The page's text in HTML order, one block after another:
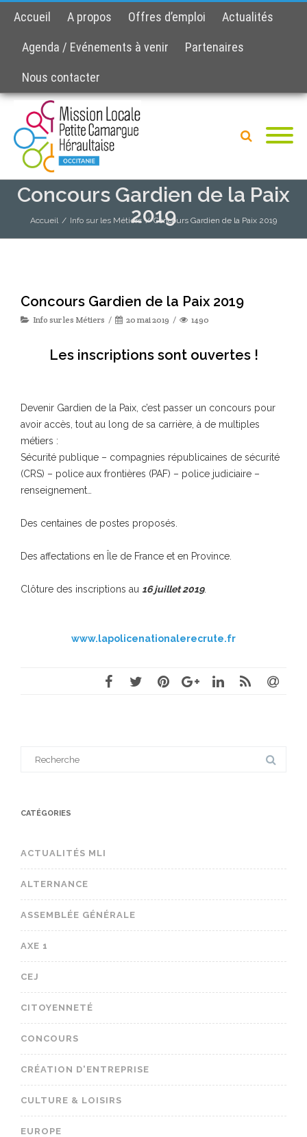
Accueil A propos Offres d’emploi Actualités
Agenda / Evénements à venir Partenaires
Nous contacter
Concours Gardien de la Paix
2019
Accueil / Info sur les Métiers / Concours Gardien de la Paix 2019
Concours Gardien de la Paix 2019
Info sur les Métiers 20 mai 2019 1490
Les inscriptions sont ouvertes !
Devenir Gardien de la Paix, c’est passer un concours pour
avoir accès, tout au long de sa carrière, à de multiples
métiers :
Sécurité publique – compagnies républicaines de sécurité
(CRS) – police aux frontières (PAF) – police judiciaire –
renseignement…
Des centaines de postes proposés.
Des affectations en Île de France et en Province.
Clôture des inscriptions au 16 juillet 2019.
www.lapolicenationalerecrute.fr
CATÉGORIES
ACTUALITÉS MLI
ALTERNANCE
ASSEMBLÉE GÉNÉRALE
AXE 1
CEJ
CITOYENNETÉ
CONCOURS
CRÉATION D'ENTREPRISE
CULTURE & LOISIRS
EUROPE